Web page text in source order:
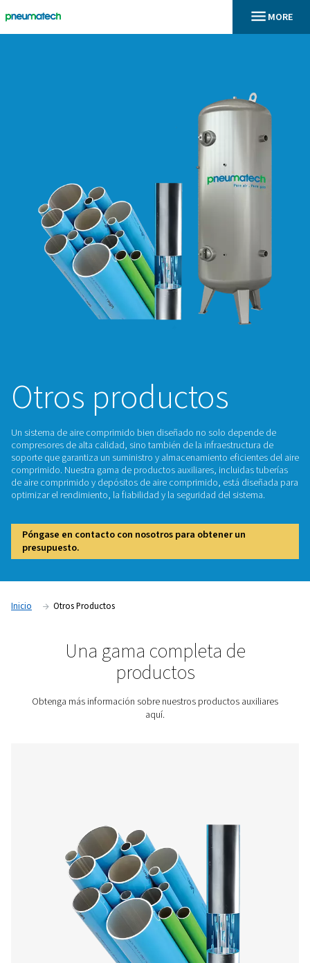
Otros productos
Un sistema de aire comprimido bien diseñado no solo
compresores de alta calidad, sino también de la
comprimido. Nuestra gama de productos auxiliares,
de aire comprimido y depósitos de aire comprimido, está
Póngase en contacto con nosotros para obtener un
productos
Obtenga más información sobre nuestros productos
aquí.